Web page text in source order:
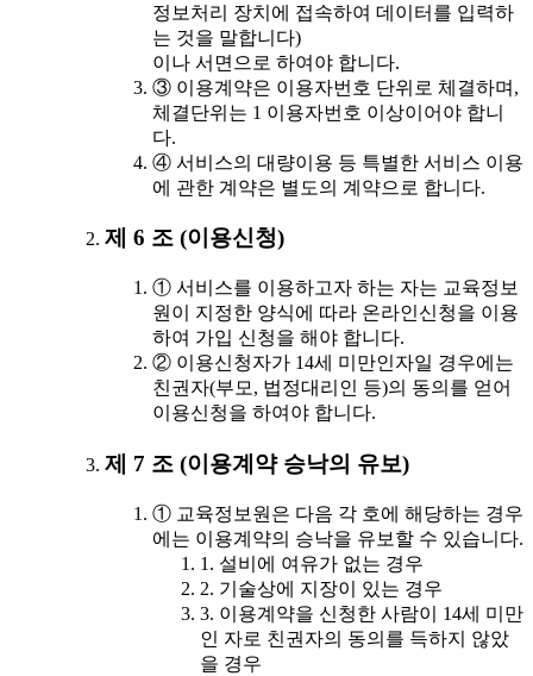
정보처리 장치에 접속하여 데이터를 입력하
는 것을 말합니다)
이나 서면으로 하여야 합니다.
③ 이용계약은 이용자번호 단위로 체결하며,
체결단위는 1 이용자번호 이상이어야 합니
다.
④ 서비스의 대량이용 등 특별한 서비스 이용
에 관한 계약은 별도의 계약으로 합니다.
제 6 조 (이용신청)
① 서비스를 이용하고자 하는 자는 교육정보
원이 지정한 양식에 따라 온라인신청을 이용
하여 가입 신청을 해야 합니다.
② 이용신청자가 14세 미만인자일 경우에는
친권자(부모, 법정대리인 등)의 동의를 얻어
이용신청을 하여야 합니다.
제 7 조 (이용계약 승낙의 유보)
① 교육정보원은 다음 각 호에 해당하는 경우
에는 이용계약의 승낙을 유보할 수 있습니다.
1. 설비에 여유가 없는 경우
2. 기술상에 지장이 있는 경우
3. 이용계약을 신청한 사람이 14세 미만
인 자로 친권자의 동의를 득하지 않았
을 경우